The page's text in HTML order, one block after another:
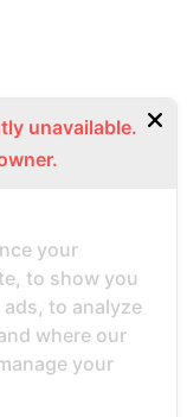
unavailable.
your
to show you
to analyze
where our
your